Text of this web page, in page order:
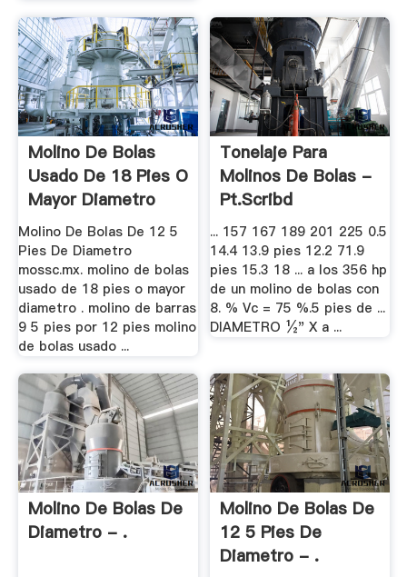
Molino De Bolas
Usado De 18 Pies O
Mayor Diametro
Molino De Bolas De 12 5
Pies De Diametro
mossc.mx. molino de bolas
usado de 18 pies o mayor
diametro . molino de barras
9 5 pies por 12 pies molino
de bolas usado ...
Tonelaje Para
Molinos De Bolas -
Pt.scribd
... 157 167 189 201 225 0.5
14.4 13.9 pies 12.2 71.9
pies 15.3 18 ... a los 356 hp
de un molino de bolas con
8. % Vc = 75 %.5 pies de ...
DIAMETRO ½" X a ...
Molino De Bolas De
Diametro - .
Molino De Bolas De
12 5 Pies De
Diametro - .